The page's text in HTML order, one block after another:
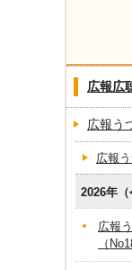
広報広
広報う
広報
2026年（
広報
（